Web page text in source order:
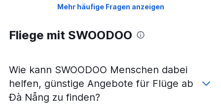
Mehr häufige Fragen anzeigen
Fliege mit SWOODOO
Wie kann SWOODOO Menschen dabei
helfen, günstige Angebote für Flüge ab
Đà Nẵng zu finden?